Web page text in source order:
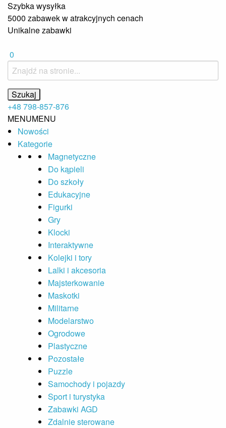
Szybka wysyłka
5000 zabawek w atrakcyjnych cenach
Unikalne zabawki
0
+48 798-857-876
MENUMENU
Nowości
Kategorie
Magnetyczne
Do kąpieli
Do szkoły
Edukacyjne
Figurki
Gry
Klocki
Interaktywne
Kolejki i tory
Lalki i akcesoria
Majsterkowanie
Maskotki
Militarne
Modelarstwo
Ogrodowe
Plastyczne
Pozostałe
Puzzle
Samochody i pojazdy
Sport i turystyka
Zabawki AGD
Zdalnie sterowane